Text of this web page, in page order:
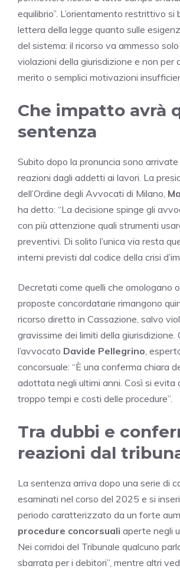
equilibrio”. L’orientamento restrittivo
lettera della legge quanto sulle
del sistema: il ricorso va ammesso
violazioni della giurisdizione e non per
merito o semplici motivazioni
Che impatto avrà
sentenza
Subito dopo la pronuncia sono arrivate
reazioni dagli addetti ai lavori. La
dell’Ordine degli Avvocati di Milano,
ha detto: “La decisione spinge gli
con più attenzione quali strumenti
preventivi. Di solito l’unica via resta
interni previsti dal codice della crisi
Decretati come quelli che omologano
proposte concordatarie rimangono
ricorso diretto in Cassazione, salvo
gravissime dei limiti della giurisdizione.
l’avvocato Davide Pellegrino ,
concorsuale: “È una conferma chiara
adottata negli ultimi anni. Così si evita
troppo tempi e costi delle procedure”.
Tra dubbi e
reazioni dal
La sentenza arriva dopo una serie di
esaminati nel corso del 2025 e si
periodo caratterizzato da un forte
procedure concorsuali aperte negli
Nei corridoi del Tribunale qualcuno
sbarrata per i debitori”, mentre altri